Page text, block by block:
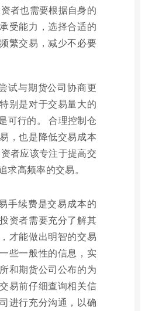
者也需要根据自身的
受能力，选择合适的
繁交易，减少不必要
试与期货公司协商更
别是对于交易量大的
可行的。 合理控制仓
，也是降低交易成本
者应该专注于提高交
求高频率的交易。
手续费是交易成本的
资者需要充分了解其
才能做出明智的交易
些一般性的信息，实
和期货公司公布的为
易前仔细查询相关信
进行充分沟通，以确